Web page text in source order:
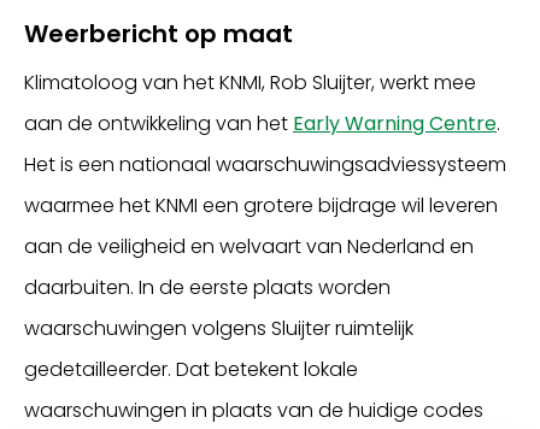
Weerbericht op maat
Klimatoloog van het KNMI, Rob Sluijter, werkt mee
aan de ontwikkeling van het Early Warning Centre.
Het is een nationaal waarschuwingsadviessysteem
waarmee het KNMI een grotere bijdrage wil leveren
aan de veiligheid en welvaart van Nederland en
daarbuiten. In de eerste plaats worden
waarschuwingen volgens Sluijter ruimtelijk
gedetailleerder. Dat betekent lokale
waarschuwingen in plaats van de huidige codes